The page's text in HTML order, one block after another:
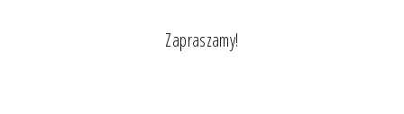
Zapraszamy!